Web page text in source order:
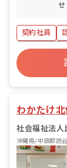
せしま
（
契約社員
社会保険完備
わかたけ北
社会福祉法人
沖縄県/中頭郡読